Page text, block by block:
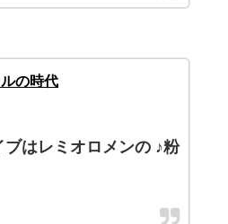
の時代
はレミオロメンの ♪粉